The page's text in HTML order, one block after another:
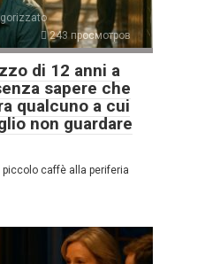
243 просмотров
di 12 anni a
sapere che
qualcuno a cui
non guardare
piccolo caffè alla periferia